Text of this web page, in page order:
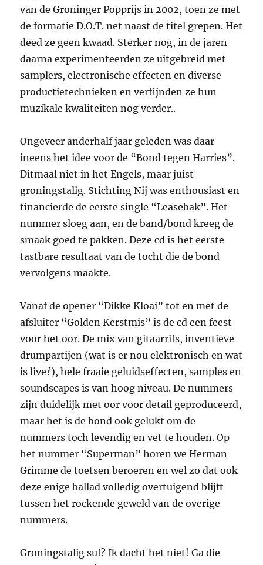
van de Groninger Popprijs in 2002, toen ze met
de formatie D.O.T. net naast de titel grepen. Het
deed ze geen kwaad. Sterker nog, in de jaren
daarna experimenteerden ze uitgebreid met
samplers, electronische effecten en diverse
productietechnieken en verfijnden ze hun
muzikale kwaliteiten nog verder..
Ongeveer anderhalf jaar geleden was daar
ineens het idee voor de “Bond tegen Harries”.
Ditmaal niet in het Engels, maar juist
groningstalig. Stichting Nij was enthousiast en
financierde de eerste single “Leasebak”. Het
nummer sloeg aan, en de band/bond kreeg de
smaak goed te pakken. Deze cd is het eerste
tastbare resultaat van de tocht die de bond
vervolgens maakte.
Vanaf de opener “Dikke Kloai” tot en met de
afsluiter “Golden Kerstmis” is de cd een feest
voor het oor. De mix van gitaarrifs, inventieve
drumpartijen (wat is er nou elektronisch en wat
is live?), hele fraaie geluidseffecten, samples en
soundscapes is van hoog niveau. De nummers
zijn duidelijk met oor voor detail geproduceerd,
maar het is de bond ook gelukt om de
nummers toch levendig en vet te houden. Op
het nummer “Superman” horen we Herman
Grimme de toetsen beroeren en wel zo dat ook
deze enige ballad volledig overtuigend blijft
tussen het rockende geweld van de overige
nummers.
Groningstalig suf? Ik dacht het niet! Ga die